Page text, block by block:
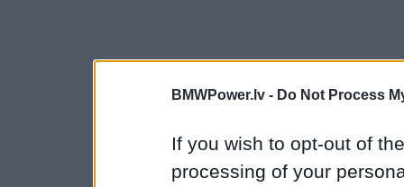
BMWPower.lv - Do Not Process
If you wish to opt-out of
processing of your